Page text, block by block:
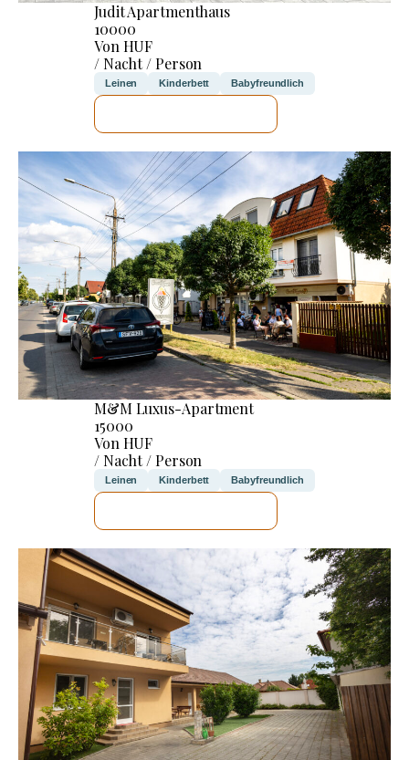
Judit Apartmenthaus
10000
Von HUF
/ Nacht / Person
Leinen Kinderbett Babyfreundlich
M&M Luxus-Apartment
15000
Von HUF
/ Nacht / Person
Leinen Kinderbett Babyfreundlich